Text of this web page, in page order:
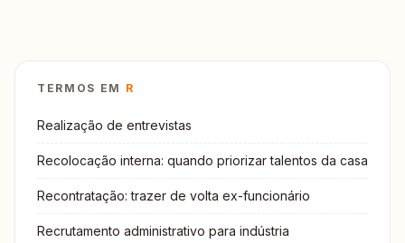
TERMOS EM R
Realização de entrevistas
Recolocação interna: quando priorizar talentos da casa
Recontratação: trazer de volta ex-funcionário
Recrutamento administrativo para indústria